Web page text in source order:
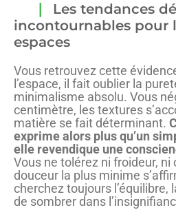
Les tendances
incontournables pour
espaces
Vous retrouvez cette
l’espace, il fait oublier la
minimalisme absolu. Vous
centimètre, les textures
matière se fait déterminant.
exprime alors plus qu’un
elle revendique une
Vous ne tolérez ni froideur,
douceur la plus minime
cherchez toujours l’équilibre,
de sombrer dans